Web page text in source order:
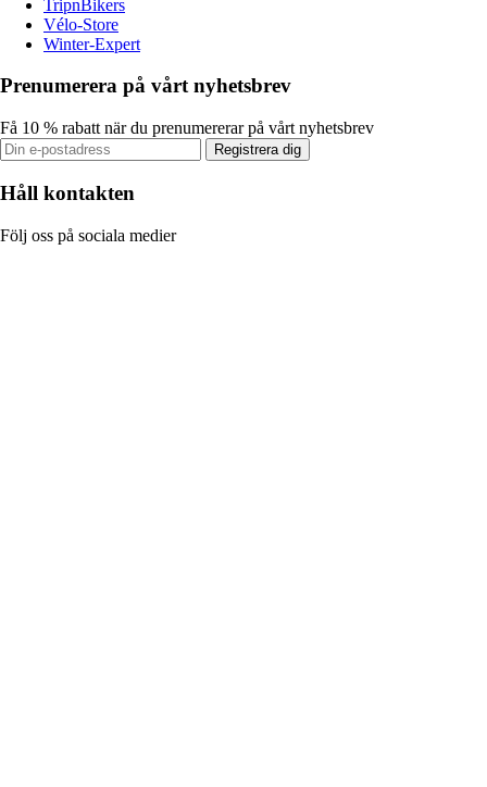
TripnBikers
Vélo-Store
Winter-Expert
Prenumerera på vårt nyhetsbrev
Få 10 % rabatt när du prenumererar på vårt nyhetsbrev
Registrera dig
Håll kontakten
Följ oss på sociala medier